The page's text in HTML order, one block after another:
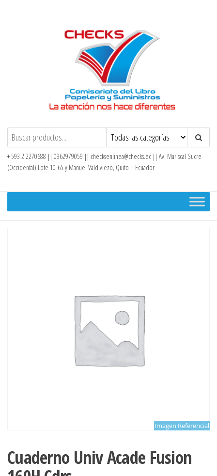
Checks – Tienda en Línea
+ 593 2 2270688 || 0962979059 || checksenlinea@checks.ec || Av. Mariscal Sucre
(Occidental) Lote 10-65 y Manuel Valdiviezo, Quito – Ecuador
Imagen Referencial
Cuaderno Univ Acade Fusion